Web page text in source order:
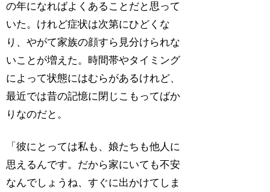
の年になればよくあることだと思って
いた。けれど症状は次第にひどくな
り、やがて家族の顔すら見分けられな
いことが増えた。時間帯やタイミング
によって状態にはむらがあるけれど、
最近では昔の記憶に閉じこもってばか
りなのだと。
「彼にとっては私も、娘たちも他人に
思えるんです。だから家にいても不安
なんでしょうね、すぐに出かけてしま